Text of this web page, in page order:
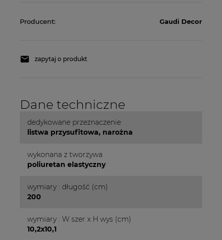
Producent: Gaudi Decor
zapytaj o produkt
Dane techniczne
dedykowane przeznaczenie
listwa przysufitowa, narożna
wykonana z tworzywa
poliuretan elastyczny
wymiary : długość (cm)
200
wymiary : W szer x H wys (cm)
10,2x10,1